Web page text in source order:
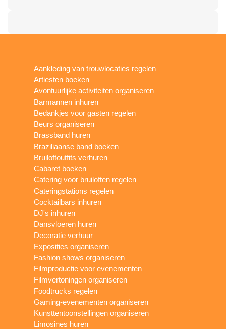
Aankleding van trouwlocaties regelen
Artiesten boeken
Avontuurlijke activiteiten organiseren
Barmannen inhuren
Bedankjes voor gasten regelen
Beurs organiseren
Brassband huren
Braziliaanse band boeken
Bruiloftoutfits verhuren
Cabaret boeken
Catering voor bruiloften regelen
Cateringstations regelen
Cocktailbars inhuren
DJ's inhuren
Dansvloeren huren
Decoratie verhuur
Exposities organiseren
Fashion shows organiseren
Filmproductie voor evenementen
Filmvertoningen organiseren
Foodtrucks regelen
Gaming-evenementen organiseren
Kunsttentoonstellingen organiseren
Limosines huren